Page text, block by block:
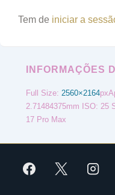
Tem de iniciar a
INFORMAÇÕES
Full Size: 2560×2164px
2.71484375mm
ISO: 25
17 Pro Max